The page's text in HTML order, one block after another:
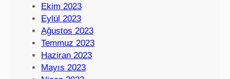
Ekim 2023
Eylül 2023
Ağustos 2023
Temmuz 2023
Haziran 2023
Mayıs 2023